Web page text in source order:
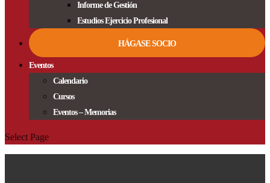
Informe de Gestión
Estudios Ejercicio Profesional
HÁGASE SOCIO
Eventos
Calendario
Cursos
Eventos – Memorias
Select Page